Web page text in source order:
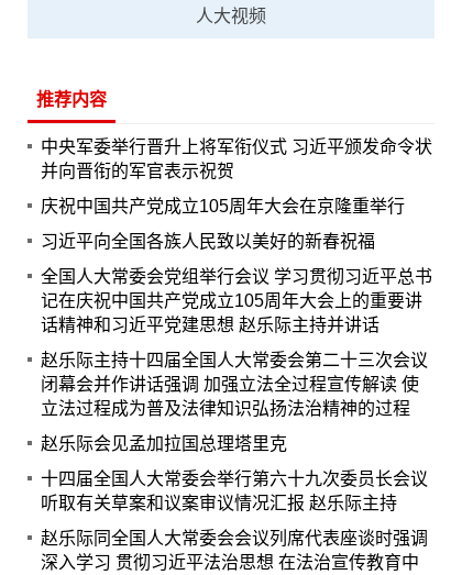
人大视频
推荐内容
中央军委举行晋升上将军衔仪式 习近平颁发命令状
并向晋衔的军官表示祝贺
庆祝中国共产党成立105周年大会在京隆重举行
习近平向全国各族人民致以美好的新春祝福
全国人大常委会党组举行会议 学习贯彻习近平总书
记在庆祝中国共产党成立105周年大会上的重要讲
话精神和习近平党建思想 赵乐际主持并讲话
赵乐际主持十四届全国人大常委会第二十三次会议
闭幕会并作讲话强调 加强立法全过程宣传解读 使
立法过程成为普及法律知识弘扬法治精神的过程
赵乐际会见孟加拉国总理塔里克
十四届全国人大常委会举行第六十九次委员长会议
听取有关草案和议案审议情况汇报 赵乐际主持
赵乐际同全国人大常委会会议列席代表座谈时强调
深入学习 贯彻习近平法治思想 在法治宣传教育中